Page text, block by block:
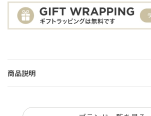
商品説明